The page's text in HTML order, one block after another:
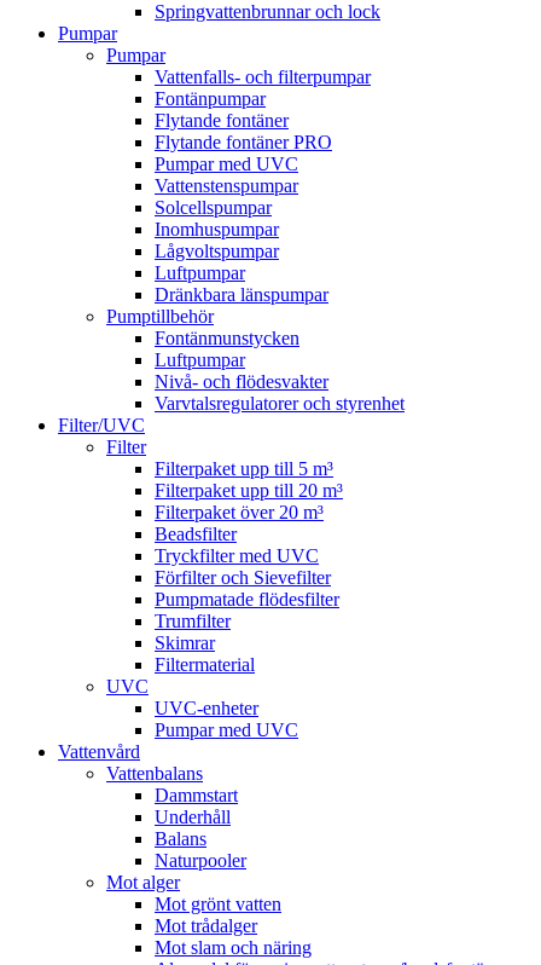
Springvattenbrunnar och lock
Pumpar
Pumpar
Vattenfalls- och filterpumpar
Fontänpumpar
Flytande fontäner
Flytande fontäner PRO
Pumpar med UVC
Vattenstenspumpar
Solcellspumpar
Inomhuspumpar
Lågvoltspumpar
Luftpumpar
Dränkbara länspumpar
Pumptillbehör
Fontänmunstycken
Luftpumpar
Nivå- och flödesvakter
Varvtalsregulatorer och styrenhet
Filter/UVC
Filter
Filterpaket upp till 5 m³
Filterpaket upp till 20 m³
Filterpaket över 20 m³
Beadsfilter
Tryckfilter med UVC
Förfilter och Sievefilter
Pumpmatade flödesfilter
Trumfilter
Skimrar
Filtermaterial
UVC
UVC-enheter
Pumpar med UVC
Vattenvård
Vattenbalans
Dammstart
Underhåll
Balans
Naturpooler
Mot alger
Mot grönt vatten
Mot trådalger
Mot slam och näring